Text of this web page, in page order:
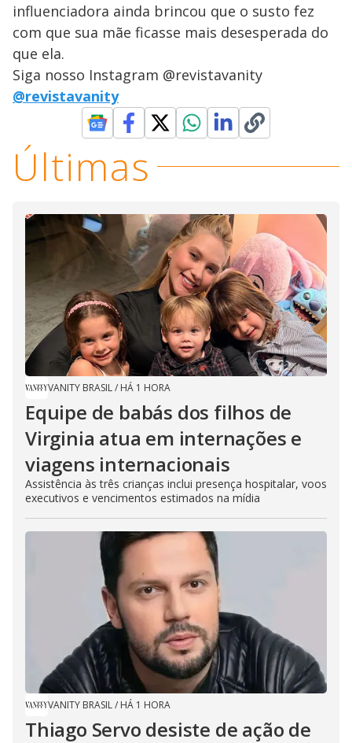
influenciadora ainda brincou que o susto fez
com que sua mãe ficasse mais desesperada do
que ela.
Siga nosso Instagram @revistavanity
@revistavanity
Últimas
VANITY BRASIL/ HÁ 1 HORA
Equipe de babás dos filhos de
Virginia atua em internações e
viagens internacionais
Assistência às três crianças inclui presença hospitalar, voos
executivos e vencimentos estimados na mídia
VANITY BRASIL/ HÁ 1 HORA
Thiago Servo desiste de ação de